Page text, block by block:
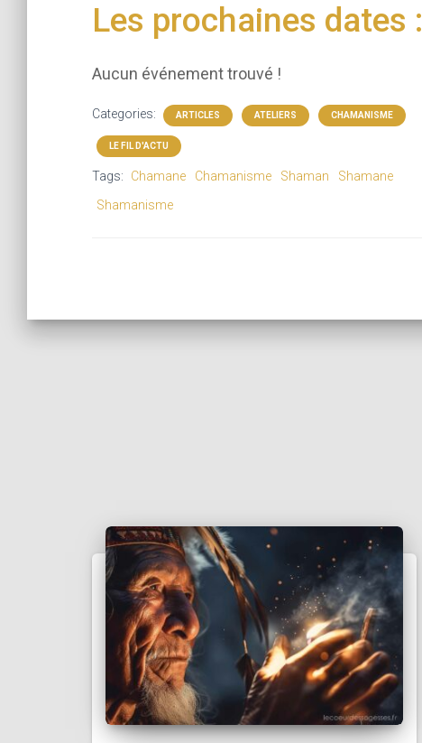
Les prochaines dates :
Aucun événement trouvé !
Categories: ARTICLES ATELIERS CHAMANISME
LE FIL D'ACTU
Tags: Chamane Chamanisme Shaman
Shamane
Shamanisme